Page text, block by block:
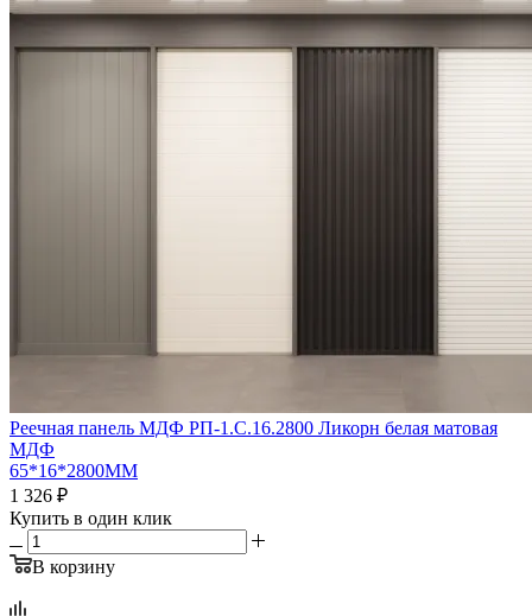
Реечная панель МДФ РП-1.С.16.2800 Ликорн белая матовая
МДФ
65*16*2800ММ
1 326 ₽
Купить в один клик
В корзину